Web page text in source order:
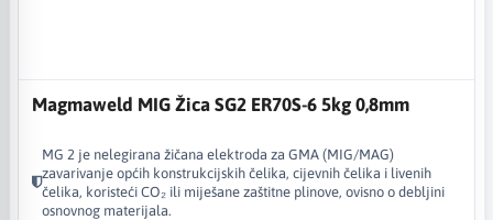
Magmaweld MIG Žica SG2 ER70S-6 5kg 0,8mm
MG 2 je nelegirana žičana elektroda za GMA (MIG/MAG)
zavarivanje općih konstrukcijskih čelika, cijevnih čelika i livenih
čelika, koristeći CO₂ ili miješane zaštitne plinove, ovisno o debljini
osnovnog materijala.